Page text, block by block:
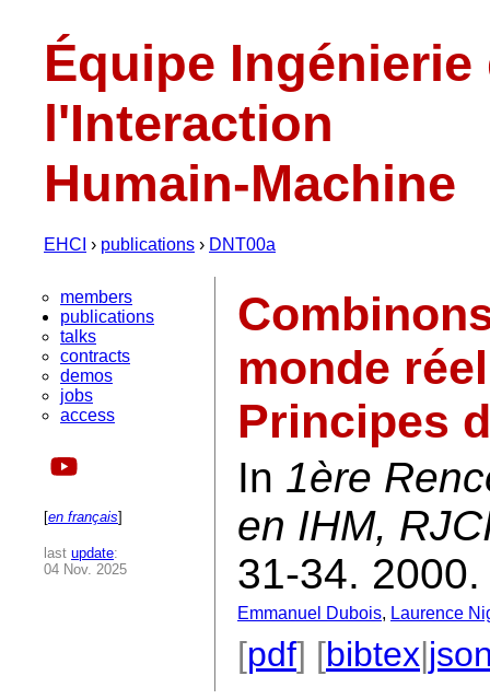
Équipe Ingénierie
l'Interaction
Humain-Machine
EHCI › publications › DNT00a
members
publications
talks
contracts
demos
jobs
access
[en français]
last update:
04 Nov. 2025
monde
Principes
In 1ère
en IHM,
31-34. 2000.
Emmanuel Dubois, Laurence
[pdf] [bibtex|